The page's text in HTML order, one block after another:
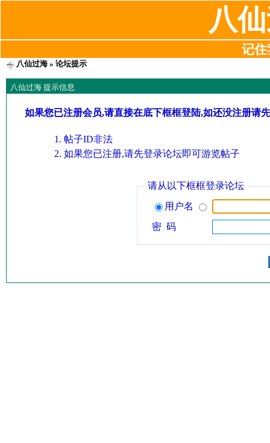
八
记住
八仙过海» 论坛提示
八仙过海 提示信息
如果您已注册会员,请直接在底下框框登陆,如还没注册请
帖子ID非法
如果您已注册,请先登录论坛即可游览帖子
请从以下框框登录论坛
用户名
密 码